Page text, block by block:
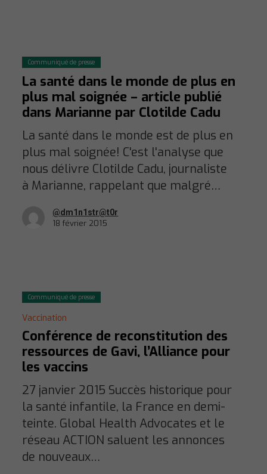
Communiqué de presse
La santé dans le monde de plus en
plus mal soignée – article publié
dans Marianne par Clotilde Cadu
La santé dans le monde est de plus en
plus mal soignée! C'est l'analyse que
nous délivre Clotilde Cadu, journaliste
à Marianne, rappelant que malgré…
@dm1n1str@t0r
18 février 2015
Communiqué de presse
Vaccination
Conférence de reconstitution des
ressources de Gavi, l’Alliance pour
les vaccins
27 janvier 2015 Succès historique pour
la santé infantile, la France en demi-
teinte. Global Health Advocates et le
réseau ACTION saluent les annonces
de nouveaux…